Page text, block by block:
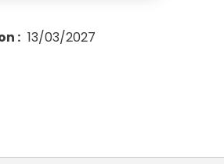
13/03/2027